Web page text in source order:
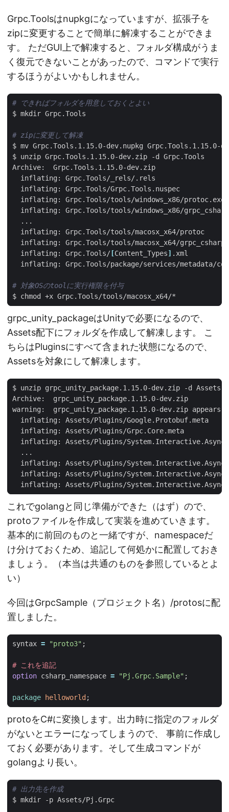
Grpc.Toolsはnupkgになっていますが、拡張子を
zipに変更することで簡単に解凍することができま
す。 ただGUI上で解凍すると、フォルダ構成がうま
く復元できないことがあったので、コマンドで実行
するほうがよいかもしれません。
# できればフォルダを用意しておくとよい
# zipに変更して解凍
  inflating: Grpc.Tools/
[Content_Types]
# 対象OSのtoolに実行権限を付与
grpc_unity_packageはUnityで必要になるので、
Assets配下にフォルダを作成して解凍します。 こ
ちらはPluginsにすべて含まれた状態になるので、
Assetsを対象にして解凍します。
これでgolangと同じ準備ができた（はず）ので、
protoファイルを作成して実装を進めていきます。
基本的に前回のものと一緒ですが、namespaceだ
け分けておくため、追記して何処かに配置しておき
ましょう。（本当は共通のものを参照しているとよ
い）
今回はGrpcSample（プロジェクト名）/protosに配
置しました。
syntax = "proto3" ;
#
option csharp_namespace = "Pj.Grpc.Sample" ;
package helloworld;
protoをC#に変換します。出力時に指定のフォルダ
がないとエラーになってしまうので、 事前に作成し
ておく必要があります。そして生成コマンドが
golangより長い。
# 出力先を作成